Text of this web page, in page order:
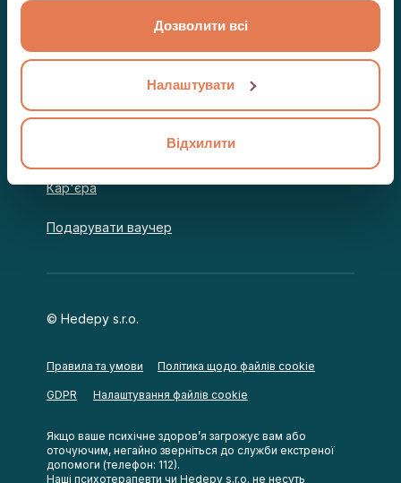
зібрали під час вашого користування їхніми
Дозволити всі
Налаштувати
Відхилити
Інше
Психотерапевтам
Кар'єра
Подарувати ваучер
© Hedepy s.r.o.
Правила та умови Політика щодо файлів cookie
GDPR Налаштування файлів cookie
Якщо ваше психічне здоров’я загрожує вам або
оточуючим, негайно зверніться до служби екстреної
допомоги (телефон: 112).
Наші психотерапевти чи Hedepy s.r.o. не несуть